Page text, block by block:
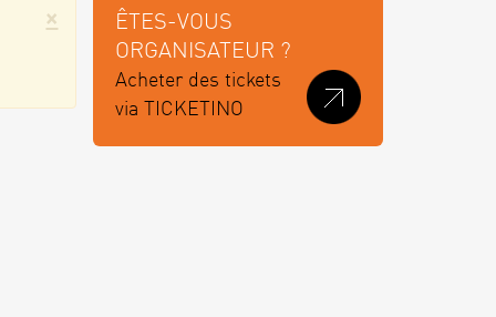
×
ÊTES-VOUS
ORGANISATEUR ?
Acheter des tickets
via TICKETINO